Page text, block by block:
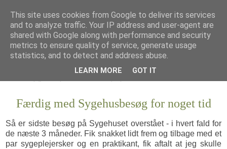
Færdig med Sygehusbesøg for noget tid
Så er sidste besøg på Sygehuset overstået - i hvert fald for
de næste 3 måneder. Fik snakket lidt frem og tilbage med et
par sygeplejersker og en praktikant, fik aftalt at jeg skulle
This site uses cookies from Google to deliver its services
and to analyze traffic. Your IP address and user-agent are
shared with Google along with performance and security
metrics to ensure quality of service, generate usage
statistics, and to detect and address abuse.
LEARN MORE GOT IT